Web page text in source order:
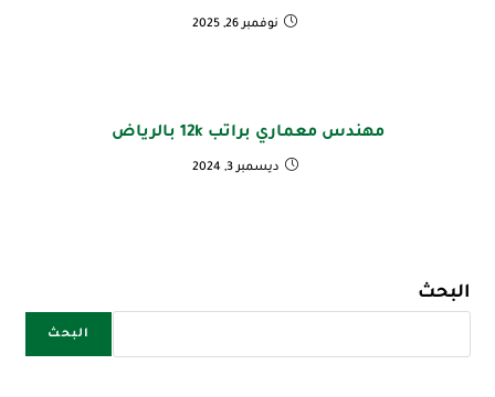
نوفمبر 26, 2025
مهندس معماري براتب 12k بالرياض
ديسمبر 3, 2024
البحث
البحث